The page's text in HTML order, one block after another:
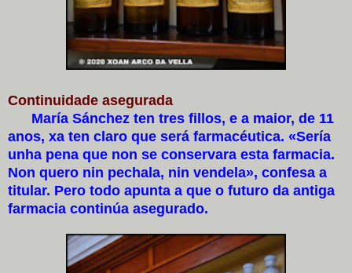
Continuidade asegurada
María Sánchez ten tres fillos, e a maior, de 11
anos, xa ten claro que será farmacéutica. «Sería
unha pena que non se conservara esta farmacia.
Non quero nin pechala, nin vendela», confesa a
titular. Pero todo apunta a que o futuro da antiga
farmacia continúa asegurado.